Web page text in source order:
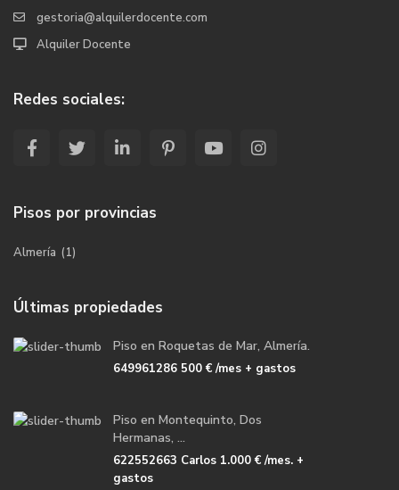
gestoria@alquilerdocente.com
Alquiler Docente
Redes sociales:
Pisos por provincias
Almería (1)
Últimas propiedades
Piso en Roquetas de Mar, Almería.
649961286 500 €/mes + gastos
Piso en Montequinto, Dos
Hermanas, ...
622552663 Carlos 1.000 €/mes. +
gastos